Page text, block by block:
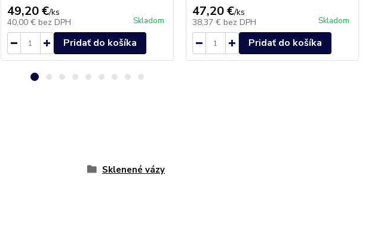
49,20 €/ks
40,00 € bez DPH Skladom
Pridať do košíka
47,20 €/ks
38,37 € bez DPH Skladom
Pridať do košíka
Sklenené vázy